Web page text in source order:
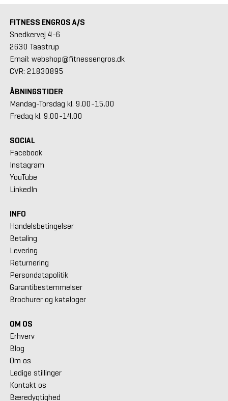
FITNESS ENGROS A/S
Snedkervej 4-6
2630 Taastrup
Email: webshop@fitnessengros.dk
CVR: 21830895
ÅBNINGSTIDER
Mandag-Torsdag kl. 9.00-15.00
Fredag kl. 9.00-14.00
SOCIAL
Facebook
Instagram
YouTube
LinkedIn
INFO
Handelsbetingelser
Betaling
Levering
Returnering
Persondatapolitik
Garantibestemmelser
Brochurer og kataloger
OM OS
Erhverv
Blog
Om os
Ledige stillinger
Kontakt os
Bæredygtighed